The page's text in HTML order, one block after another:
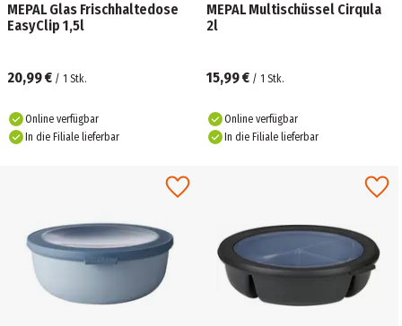
MEPAL Glas Frischhaltedose
EasyClip 1,5l
20,99 € / 1 Stk.
Online verfügbar
In die Filiale lieferbar
MEPAL Multischüssel Cirqula
2l
15,99 € / 1 Stk.
Online verfügbar
In die Filiale lieferbar